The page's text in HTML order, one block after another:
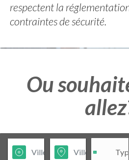
respectent la
contraintes de sécurité.
Ou